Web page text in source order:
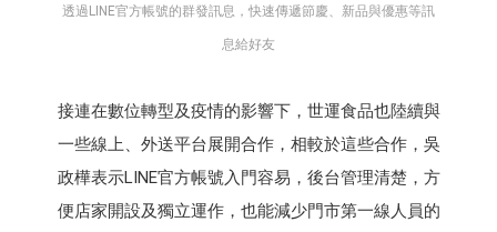
透過LINE官方帳號的群發訊息，快速傳遞節慶、新品與優惠等訊
息給好友
接連在數位轉型及疫情的影響下，世運食品也陸續與
一些線上、外送平台展開合作，相較於這些合作，吳
政樺表示LINE官方帳號入門容易，後台管理清楚，方
便店家開設及獨立運作，也能減少門市第一線人員的